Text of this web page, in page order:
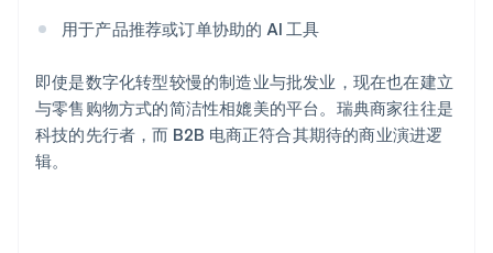
用于产品推荐或订单协助的 AI 工具
即使是数字化转型较慢的制造业与批发业，现在也在建立
与零售购物方式的简洁性相媲美的平台。瑞典商家往往是
科技的先行者，而 B2B 电商正符合其期待的商业演进逻
辑。